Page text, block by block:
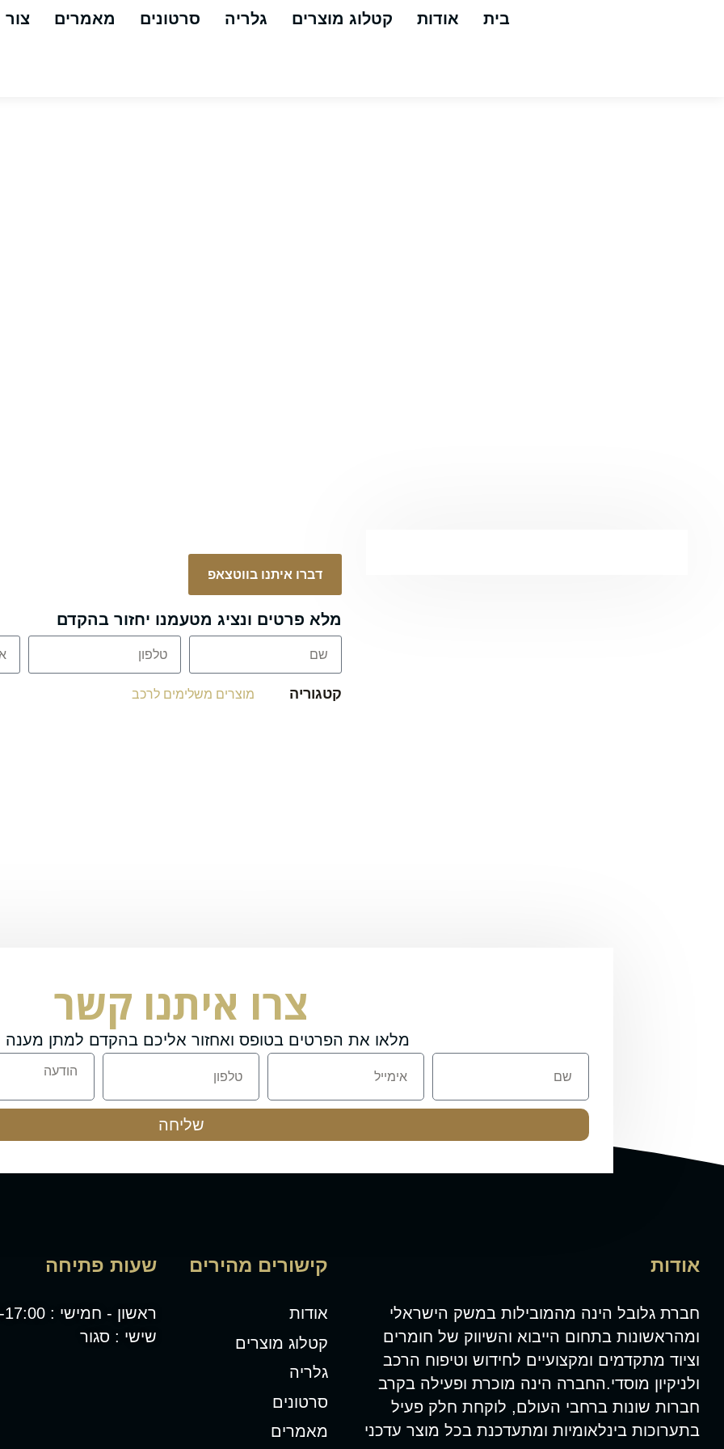
בית אודות קטלוג מוצרים גלריה סרטונים מאמרים
דברו איתנו בווטצאפ
מלא פרטים ונציג מטעמנו יחזור בהקדם
קטגוריה מוצרים משלימים לרכב
צרו איתנו קשר
מלאו את הפרטים בטופס ואחזור אליכם בהקדם למתן מענה
שליחה
אודות
חברת גלובל הינה מהמובילות במשק הישראלי
ומהראשונות בתחום הייבוא והשיווק של חומרים
וציוד מתקדמים ומקצועיים לחידוש וטיפוח הרכב
ולניקיון מוסדי.החברה הינה מוכרת ופעילה בקרב
חברות שונות ברחבי העולם, לוקחת חלק פעיל
בתערוכות בינלאומיות ומתעדכנת בכל מוצר עדכני
קישורים מהירים
אודות
קטלוג מוצרים
גלריה
סרטונים
מאמרים
שעות פתיחה
ראשון - חמישי : 08:00-17:00
שישי : סגור